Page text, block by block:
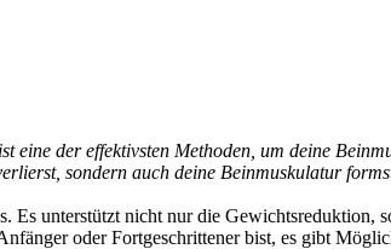
eine der effektivsten Methoden, um deine
sondern auch deine Beinmuskulatur
Es unterstützt nicht nur die
oder Fortgeschrittener bist, es gibt